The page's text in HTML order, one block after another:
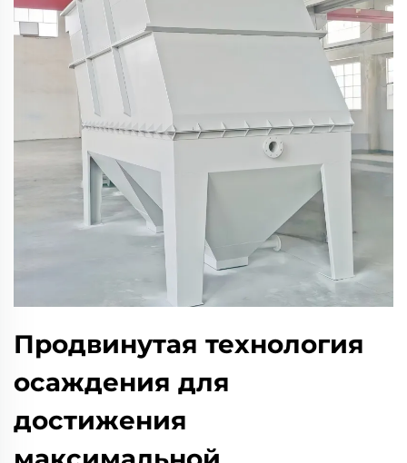
Продвинутая технология
осаждения для
достижения